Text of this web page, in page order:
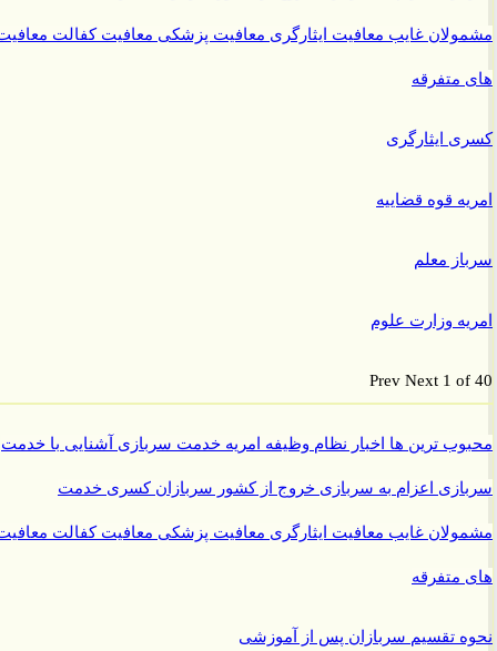
غایبمعافیت ایثارگریمعافیت پزشکیمعافیت کفالتمعافیت
متفرقه
ایثارگری
قوه قضاییه
معلم
وزارت علوم
PrevNext 1
ترین هااخبار نظام وظیفهامریهخدمت سربازیآشنایی با خدمت
اعزام به سربازیخروج از کشور سربازانکسری خدمت
غایبمعافیت ایثارگریمعافیت پزشکیمعافیت کفالتمعافیت
متفرقه
تقسیم سربازان پس از آموزشی